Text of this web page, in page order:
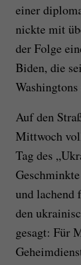
einer
nickte mit
der Folge
Biden, die
Auf den
Mittwoch
Tag des
und lachend
den
gesagt: Für